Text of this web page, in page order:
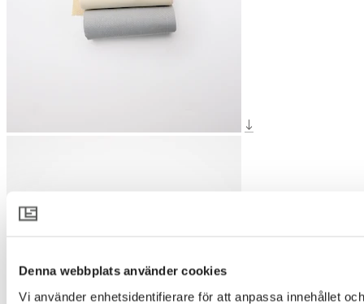
Denna webbplats använder cookies
Vi använder enhetsidentifierare för att anpassa innehållet